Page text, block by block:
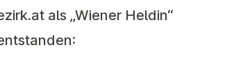
als „Wiener Heldin“